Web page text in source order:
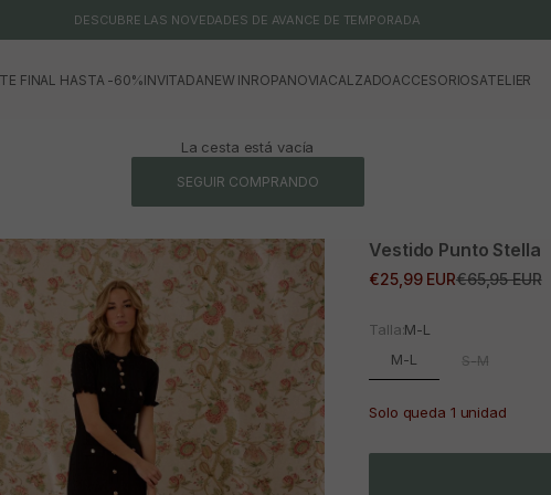
DESCUBRE LAS NOVEDADES DE AVANCE DE TEMPORADA
FINAL HASTA -60%INVITADANEW INROPANOVIACALZADOACCESORIOSATELIER
La cesta está vacía
SEGUIR COMPRANDO
Vestido Punto Stella
Precio de oferta
€25,99 EURPrecio normal
€65,95 EUR
Talla:M-L
M-L S-M
Solo queda 1 unidad